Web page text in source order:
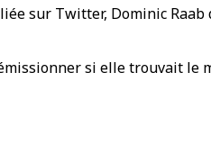
sur Twitter, Dominic
si elle trouvait